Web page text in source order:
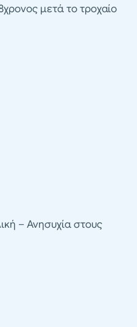
μετά το τροχαίο
– Ανησυχία στους